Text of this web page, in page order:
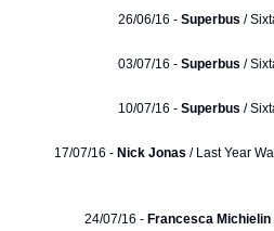
26/06/16 - Superbus /
03/07/16 - Superbus /
10/07/16 - Superbus /
17/07/16 - Nick Jonas / Last Year
24/07/16 - Francesca Michielin